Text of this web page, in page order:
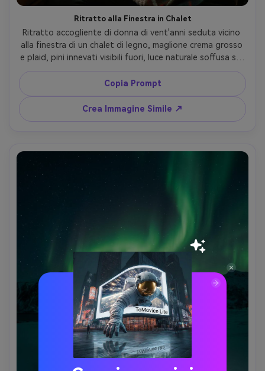
Ritratto alla Finestra in Chalet
Ritratto accogliente di donna di vent'anni seduta vicino
alla finestra di un chalet di legno, maglione crema grosso
e plaid, pini innevati visibili fuori, luce naturale soffusa sul
volto, tazza calda in mano, profondità di campo ridotta,
scatto Fujifilm GFX 100S, 80mm f/1.7, mood hygge e
tranquillo, pelle e fibre tessili fotorealistiche, color
grading caldo delicato --ar 4:5
Copia Prompt
Crea Immagine Simile ↗